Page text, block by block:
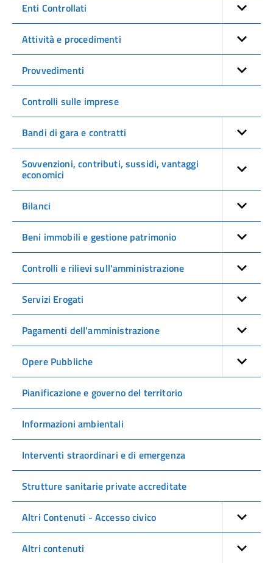
Enti Controllati
Attività e procedimenti
Provvedimenti
Controlli sulle imprese
Bandi di gara e contratti
Sovvenzioni, contributi, sussidi, vantaggi
economici
Bilanci
Beni immobili e gestione patrimonio
Controlli e rilievi sull'amministrazione
Servizi Erogati
Pagamenti dell'amministrazione
Opere Pubbliche
Pianificazione e governo del territorio
Informazioni ambientali
Interventi straordinari e di emergenza
Strutture sanitarie private accreditate
Altri Contenuti - Accesso civico
Altri contenuti